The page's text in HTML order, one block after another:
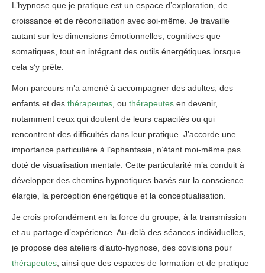
L’hypnose que je pratique est un espace d’exploration, de
croissance et de réconciliation avec soi‑même. Je travaille
autant sur les dimensions émotionnelles, cognitives que
somatiques, tout en intégrant des outils énergétiques lorsque
cela s’y prête.
Mon parcours m’a amené à accompagner des adultes, des
enfants et des thérapeutes, ou thérapeutes en devenir,
notamment ceux qui doutent de leurs capacités ou qui
rencontrent des difficultés dans leur pratique. J’accorde une
importance particulière à l’aphantasie, n’étant moi‑même pas
doté de visualisation mentale. Cette particularité m’a conduit à
développer des chemins hypnotiques basés sur la conscience
élargie, la perception énergétique et la conceptualisation.
Je crois profondément en la force du groupe, à la transmission
et au partage d’expérience. Au‑delà des séances individuelles,
je propose des ateliers d’auto‑hypnose, des covisions pour
thérapeutes, ainsi que des espaces de formation et de pratique